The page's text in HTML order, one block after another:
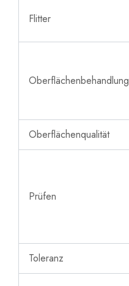
Flitter
Oberflächenbehandlung
Oberflächenqualität
Prüfen
Toleranz